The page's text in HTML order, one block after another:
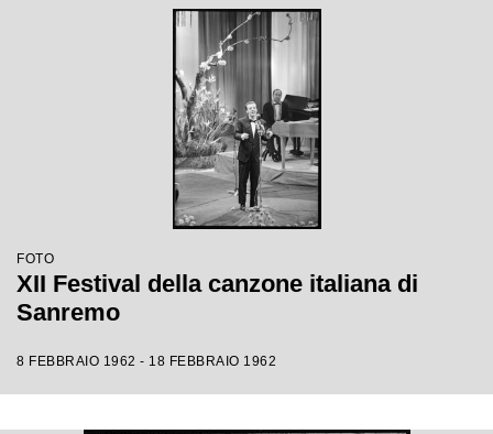
FOTO
XII Festival della canzone italiana di
Sanremo
8 FEBBRAIO 1962 - 18 FEBBRAIO 1962